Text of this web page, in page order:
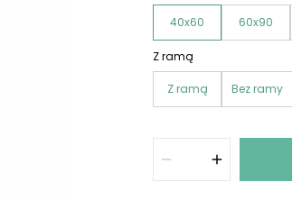
40x60 60x90
Z ramą
Z ramą Bez ramy